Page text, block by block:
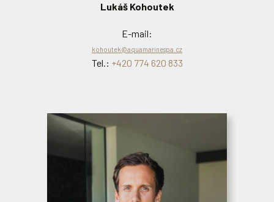
Lukáš Kohoutek
E-mail:
kohoutek@aquamarinespa.cz
Tel.: +420 774 620 833
E-mail:
dousa@aquamarinespa.cz